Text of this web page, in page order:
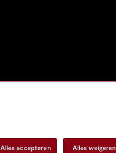
Alles accepteren Alles weigeren